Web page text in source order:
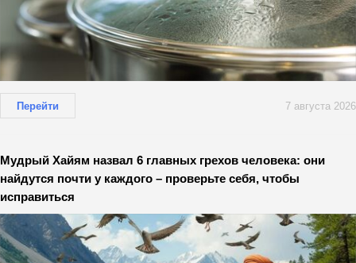
Перейти 7 августа 2026
Мудрый Хайям назвал 6 главных грехов человека: они
найдутся почти у каждого – проверьте себя, чтобы
исправиться